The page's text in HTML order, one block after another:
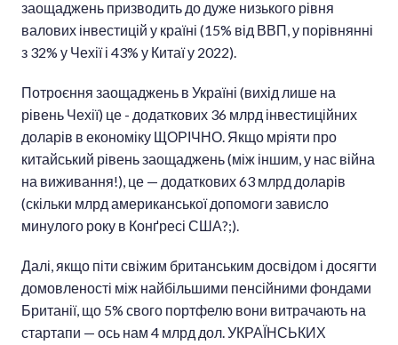
заощаджень призводить до дуже низького рівня
валових інвестицій у країні (15% від ВВП, у порівнянні
з 32% у Чехії і 43% у Китаї у 2022).
Потроєння заощаджень в Україні (вихід лише на
рівень Чехії) це - додаткових 36 млрд інвестиційних
доларів в економіку ЩОРІЧНО. Якщо мріяти про
китайський рівень заощаджень (між іншим, у нас війна
на виживання!), це — додаткових 63 млрд доларів
(скільки млрд американської допомоги зависло
минулого року в Конґресі США?;).
Далі, якщо піти свіжим британським досвідом і досягти
домовленості між найбільшими пенсійними фондами
Британії, що 5% свого портфелю вони витрачають на
стартапи — ось нам 4 млрд дол. УКРАЇНСЬКИХ